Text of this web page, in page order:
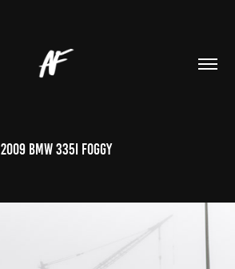
2009 BMW 335i Foggy